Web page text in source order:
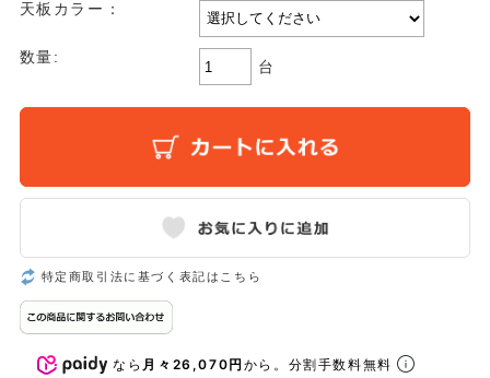
天板カラー：
数量:
台
特定商取引法に基づく表記はこちら
なら 月々26,070円から。分割手数料無料